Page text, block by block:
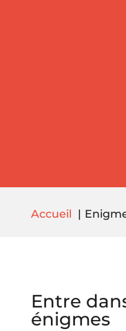
Accueil
Entre
énigmes